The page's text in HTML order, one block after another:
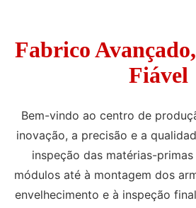
Fabrico
Fiável
Bem-vindo ao centro de
inovação, a precisão e a
inspeção das matérias-
módulos até à montagem dos
envelhecimento e à inspeção